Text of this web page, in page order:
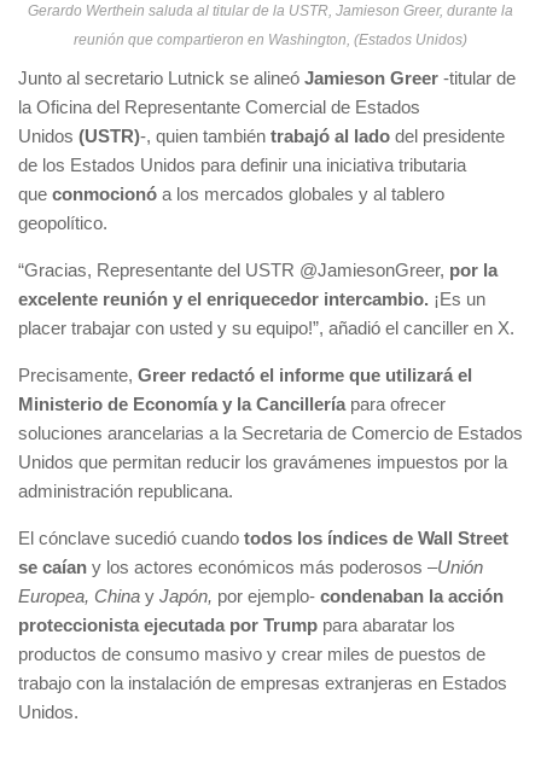
Gerardo Werthein saluda al titular de la USTR, Jamieson Greer, durante la
reunión que compartieron en Washington, (Estados Unidos)
Junto al secretario Lutnick se alineó Jamieson Greer -titular de
la Oficina del Representante Comercial de Estados
Unidos (USTR)-, quien también trabajó al lado del presidente
de los Estados Unidos para definir una iniciativa tributaria
que conmocionó a los mercados globales y al tablero
geopolítico.
“Gracias, Representante del USTR @JamiesonGreer, por la
excelente reunión y el enriquecedor intercambio. ¡Es un
placer trabajar con usted y su equipo!”, añadió el canciller en X.
Precisamente, Greer redactó el informe que utilizará el
Ministerio de Economía y la Cancillería para ofrecer
soluciones arancelarias a la Secretaria de Comercio de Estados
Unidos que permitan reducir los gravámenes impuestos por la
administración republicana.
El cónclave sucedió cuando todos los índices de Wall Street
se caían y los actores económicos más poderosos –Unión
Europea, China y Japón, por ejemplo- condenaban la acción
proteccionista ejecutada por Trump para abaratar los
productos de consumo masivo y crear miles de puestos de
trabajo con la instalación de empresas extranjeras en Estados
Unidos.